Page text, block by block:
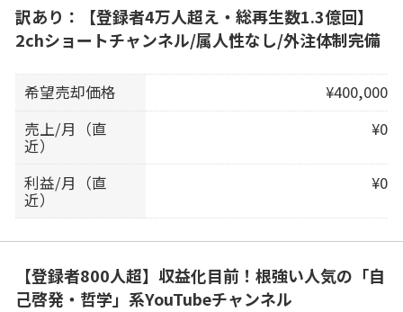
訳あり：【登録者4万人超え・総再生数1.3億回】
2chショートチャンネル/属人性なし/外注体制完備
希望売却価格
¥400,000
売上/月（直
近）
¥0
利益/月（直
近）
¥0
【登録者800人超】収益化目前！根強い人気の「自
己啓発・哲学」系YouTubeチャンネル